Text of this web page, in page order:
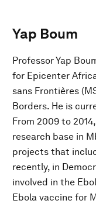
Yap Boum
Professor Yap
for Epicenter
sans Frontières
Borders. He is
From 2009 to
research base in
projects that
recently, in
involved in the
Ebola vaccine for